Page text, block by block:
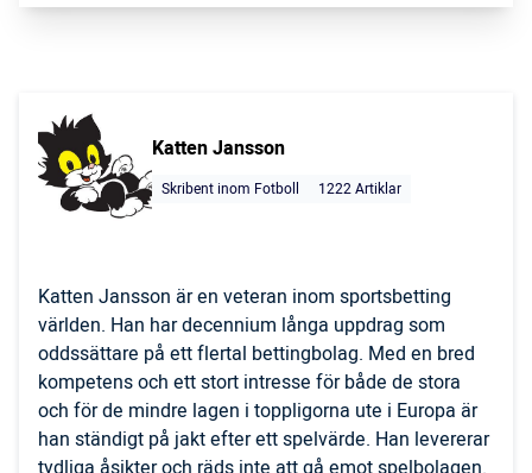
Katten Jansson
Skribent inom Fotboll 1222 Artiklar
Katten Jansson är en veteran inom sportsbetting
världen. Han har decennium långa uppdrag som
oddssättare på ett flertal bettingbolag. Med en bred
kompetens och ett stort intresse för både de stora
och för de mindre lagen i toppligorna ute i Europa är
han ständigt på jakt efter ett spelvärde. Han levererar